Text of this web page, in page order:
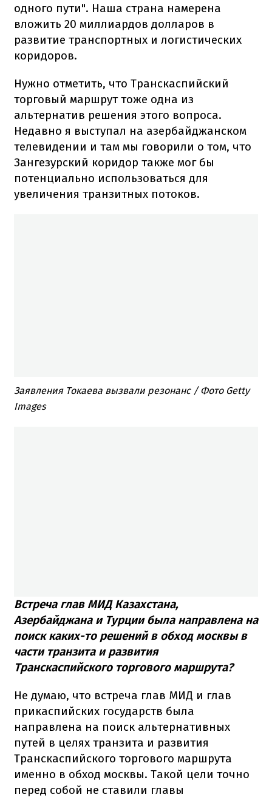
одного пути". Наша страна намерена
вложить 20 миллиардов долларов в
развитие транспортных и логистических
коридоров.
Нужно отметить, что Транскаспийский
торговый маршрут тоже одна из
альтернатив решения этого вопроса.
Недавно я выступал на азербайджанском
телевидении и там мы говорили о том, что
Зангезурский коридор также мог бы
потенциально использоваться для
увеличения транзитных потоков.
Заявления Токаева вызвали резонанс / Фото Getty
Images
Встреча глав МИД Казахстана,
Азербайджана и Турции была направлена на
поиск каких-то решений в обход москвы в
части транзита и развития
Транскаспийского торгового маршрута?
Не думаю, что встреча глав МИД и глав
прикаспийских государств была
направлена на поиск альтернативных
путей в целях транзита и развития
Транскаспийского торгового маршрута
именно в обход москвы. Такой цели точно
перед собой не ставили главы